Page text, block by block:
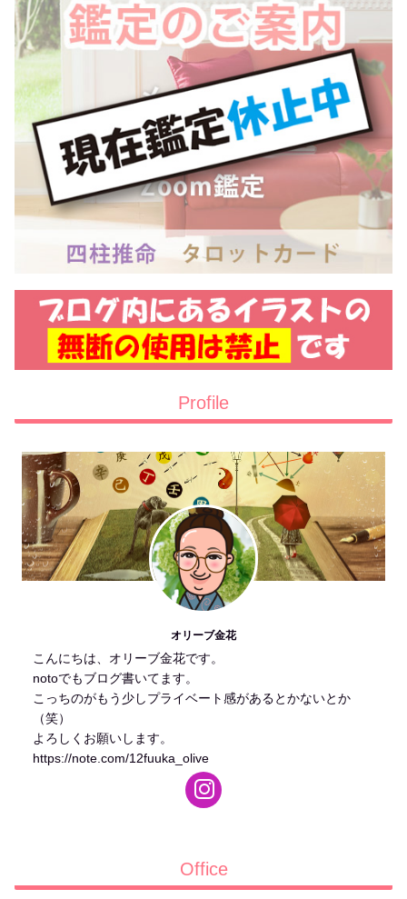
Profile
オリーブ金花
こんにちは、オリーブ金花です。
notoでもブログ書いてます。
こっちのがもう少しプライベート感があるとかないとか
（笑）
よろしくお願いします。
https://note.com/12fuuka_olive
Office